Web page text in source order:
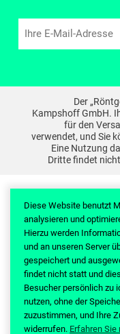
Diese Website benutzt
analysieren und
Hierzu werden
und an unseren Server
gespeichert und
findet nicht statt und
Besucher persönlich zu
nutzen, ohne der
zuzustimmen, und Ihre
widerrufen. Erfahren
Der
Kampshoff GmbH.
für den
verwendet, und Sie
Eine Nutzung
Dritte findet
THEMEN
ÜBER UNS
KONTAKT &